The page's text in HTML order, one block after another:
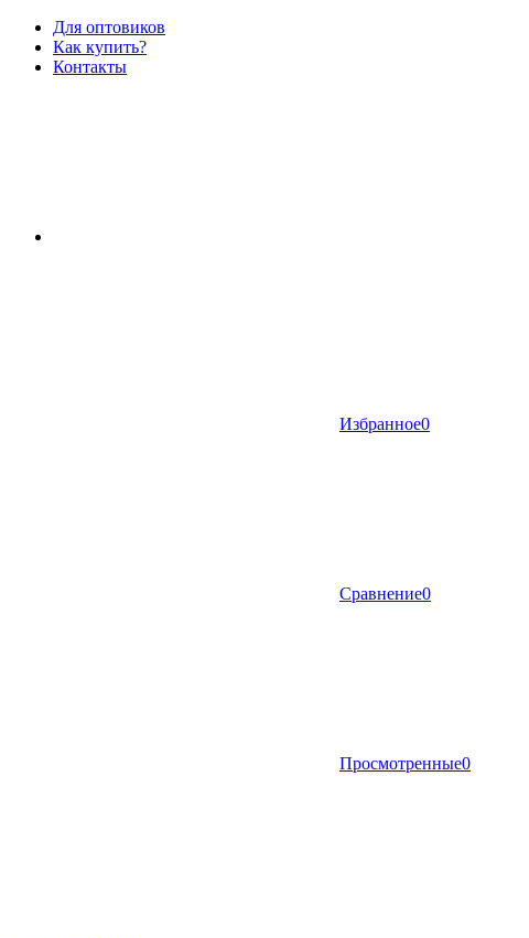
Для оптовиков
Как купить?
Контакты
Избранное0
Сравнение0
Просмотренные0